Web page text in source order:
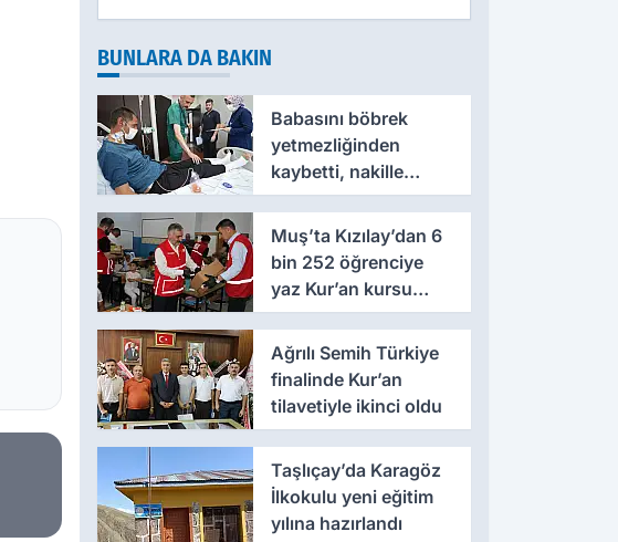
BUNLARA DA BAKIN
Babasını böbrek
yetmezliğinden
kaybetti, nakille
hayata yeniden
tutundu
Muş’ta Kızılay’dan 6
bin 252 öğrenciye
yaz Kur’an kursu
desteği
Ağrılı Semih Türkiye
finalinde Kur’an
tilavetiyle ikinci oldu
Taşlıçay’da Karagöz
İlkokulu yeni eğitim
yılına hazırlandı